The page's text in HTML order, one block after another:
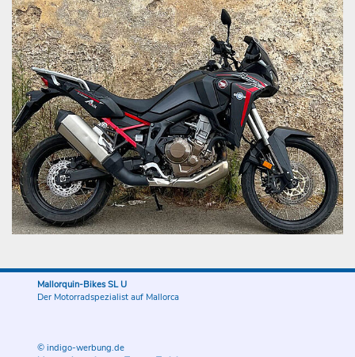
Mallorquin-Bikes SL U
Der Motorradspezialist auf Mallorca
© indigo-werbung.de